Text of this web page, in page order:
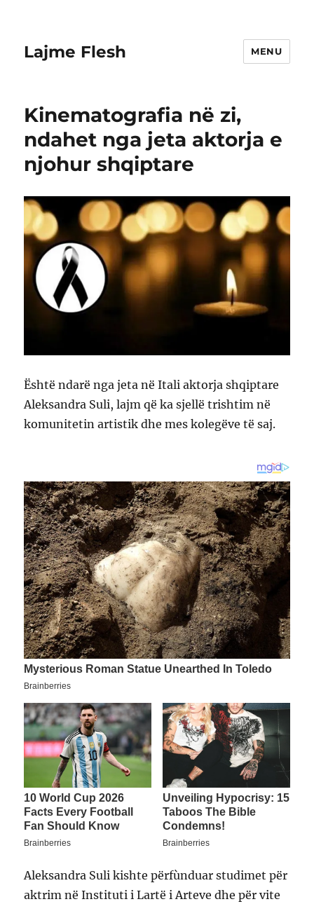
Lajme Flesh MENU
Kinematografia në zi,
ndahet nga jeta aktorja e
njohur shqiptare
Është ndarë nga jeta në Itali aktorja shqiptare
Aleksandra Suli, lajm që ka sjellë trishtim në
komunitetin artistik dhe mes kolegëve të saj.
Aleksandra Suli kishte përfùnduar studimet për
aktrim në Instituti i Lartë i Arteve dhe për vite